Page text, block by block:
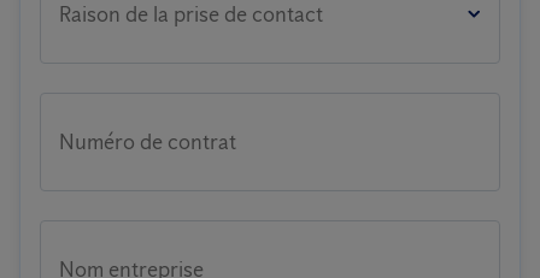
Raison de la prise de contact
Numéro de contrat
Nom entreprise